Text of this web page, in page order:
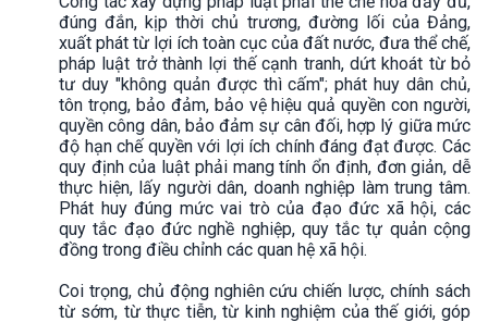
đúng đắn, kịp thời chủ trương, đường lối của Đảng,
xuất phát từ lợi ích toàn cục của đất nước, đưa thể chế,
pháp luật trở thành lợi thế cạnh tranh, dứt khoát từ bỏ
tư duy "không quản được thì cấm"; phát huy dân chủ,
tôn trọng, bảo đảm, bảo vệ hiệu quả quyền con người,
quyền công dân, bảo đảm sự cân đối, hợp lý giữa mức
độ hạn chế quyền với lợi ích chính đáng đạt được. Các
quy định của luật phải mang tính ổn định, đơn giản, dễ
thực hiện, lấy người dân, doanh nghiệp làm trung tâm.
Phát huy đúng mức vai trò của đạo đức xã hội, các
quy tắc đạo đức nghề nghiệp, quy tắc tự quản cộng
đồng trong điều chỉnh các quan hệ xã hội.
Coi trọng, chủ động nghiên cứu chiến lược, chính sách
từ sớm, từ thực tiễn, từ kinh nghiệm của thế giới, góp